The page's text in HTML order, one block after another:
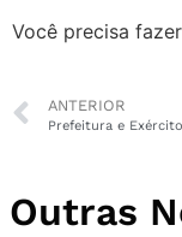
Você precisa
ANTERIOR
Outras